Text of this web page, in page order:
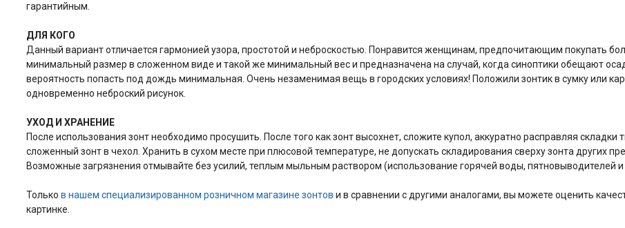
гарантийным.
ДЛЯ КОГО
Данный вариант отличается гармонией узора, простотой и неброскостью. Понравится женщинам, предпочитающим покупать
минимальный размер в сложенном виде и такой же минимальный вес и предназначена на случай, когда синоптики обещают
вероятность попасть под дождь минимальная. Очень незаменимая вещь в городских условиях! Положили зонтик в сумку или
одновременно неброский рисунок.
УХОД И ХРАНЕНИЕ
После использования зонт необходимо просушить. После того как зонт высохнет, сложите купол, аккуратно расправляя складки
сложенный зонт в чехол. Хранить в сухом месте при плюсовой температуре, не допускать складирования сверху зонта других
Возможные загрязнения отмывайте без усилий, теплым мыльным раствором (использование горячей воды, пятновыводителей и
Тольков нашем специализированном розничном магазине зонтов и в сравнении с другими аналогами, вы можете оценить
картинке.